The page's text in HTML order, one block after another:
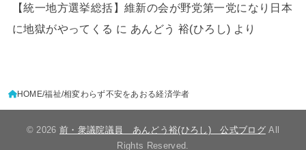
【統一地方選挙総括】維新の会が野党第一党になり日本
に地獄がやってくる に あんどう 裕(ひろし) より
HOME 福祉 相変わらず不安をあおる経済学者
© 2026前・衆議院議員 あんどう裕(ひろし) 公式ブログAll
Rights Reserved.